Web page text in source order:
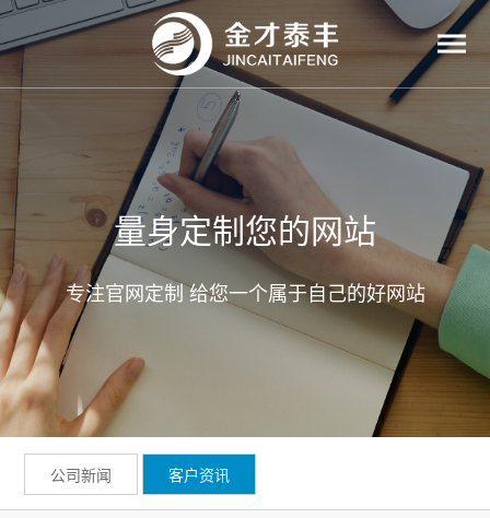
量身定制您的网站
专注官网定制 给您一个属于自己的好网站
公司新闻 客户资讯